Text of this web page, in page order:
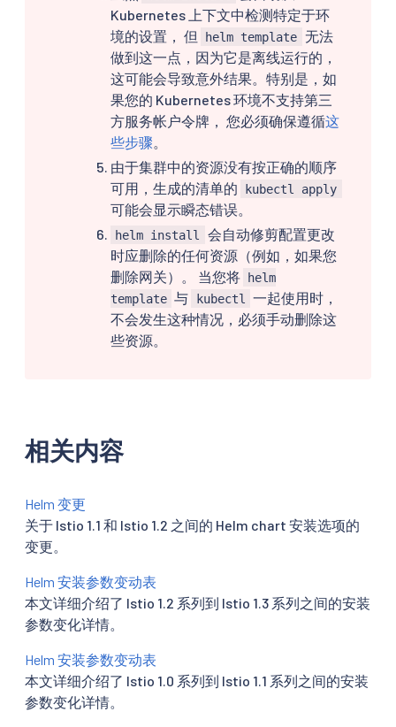
Kubernetes 上下文中检测特定于环
境的设置， 但
helm template 无法
做到这一点，因为它是离线运行的，
这可能会导致意外结果。特别是，如
果您的 Kubernetes 环境不支持第三
方服务帐户令牌， 您必须确保遵循这
些步骤
由于集群中的资源没有按正确的顺序
可用，生成的清单的
kubectl apply
可能会显示瞬态错误。
helm install
会自动修剪配置更改
时应删除的任何资源（例如，如果您
删除网关）。 当您将
helm
template 与 kubectl
一起使用时，
不会发生这种情况，必须手动删除这
些资源。
相关内容
Helm 变更
关于 Istio 1.1 和 Istio 1.2 之间的 Helm chart 安装选项的
变更。
Helm 安装参数变动表
本文详细介绍了 Istio 1.2 系列到 Istio 1.3 系列之间的安装
参数变化详情。
Helm 安装参数变动表
本文详细介绍了 Istio 1.0 系列到 Istio 1.1 系列之间的安装
参数变化详情。